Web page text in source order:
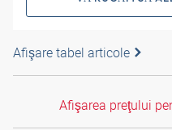
Afişare tabel articole
Afişarea preţului